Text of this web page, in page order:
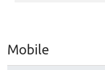
Mobile